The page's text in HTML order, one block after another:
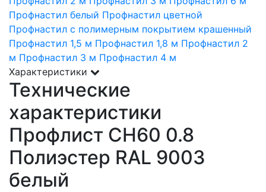
Профнастил белый Профнастил цветной
Профнастил с полимерным покрытием крашенный
Профнастил 1,5 м Профнастил 1,8 м Профнастил 2
м Профнастил 3 м Профнастил 4 м
Характеристики
Технические
характеристики
Профлист СН60 0.8
Полиэстер RAL 9003
белый